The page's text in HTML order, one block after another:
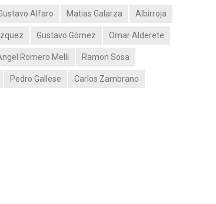
Alfaro Matias Galarza Albirroja
Gustavo Gómez Omar Alderete
Romero Melli Ramon Sosa
Pedro Gallese Carlos Zambrano